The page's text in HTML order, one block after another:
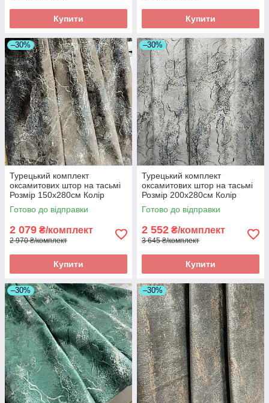
Купити Купити
–30%
Турецький комплект
оксамитових штор на тасьмі
Розмір 150х280см Колір
Шоколад
Готово до відправки
2 079 ₴/комплект
2 970 ₴/комплект
Купити
–30%
Турецький комплект
оксамитових штор на тасьмі
Розмір 200х280см Колір
Сірий
Готово до відправки
2 552 ₴/комплект
3 645 ₴/комплект
Купити
–30% –30%